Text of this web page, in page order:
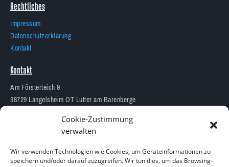
Cookie-Zustimmung
verwalten
Wir verwenden Technologien wie Cookies, um Geräteinformationen zu
speichern und/oder darauf zuzugreifen. Wir tun dies, um das Browsing-
Rechtliches
Impressum
Datenschutzerklärung
Kontakt
Kontakt
Am Försterteich 9
38729 Langelsheim OT Lutter am Barenberge
info@aquarium-lutter.de